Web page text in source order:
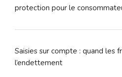
protection pour le
Saisies sur compte : quand les
l’endettement